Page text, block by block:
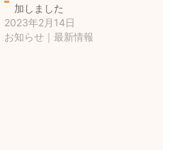
加しました
2023年2月14日
お知らせ｜最新情報